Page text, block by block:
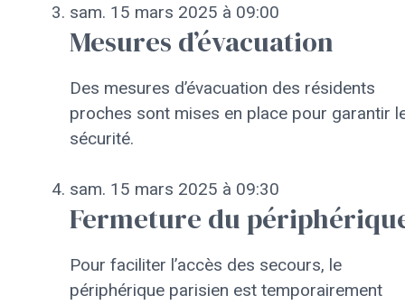
sam. 15 mars 2025 à 09:00
Mesures d’évacuation
Des mesures d’évacuation des résidents
proches sont mises en place pour garantir
sécurité.
sam. 15 mars 2025 à 09:30
Fermeture du
Pour faciliter l’accès des secours, le
périphérique parisien est temporairement